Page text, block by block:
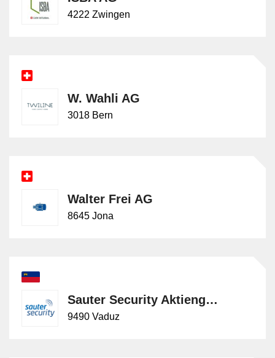
Oberbegriff auch Melde-, Alarm-, Audio-, Zeit- und
4222 Zwingen
W. Wahli AG
3018 Bern
Walter Frei AG
8645 Jona
Sauter Security Aktiengesellschaft
9490 Vaduz